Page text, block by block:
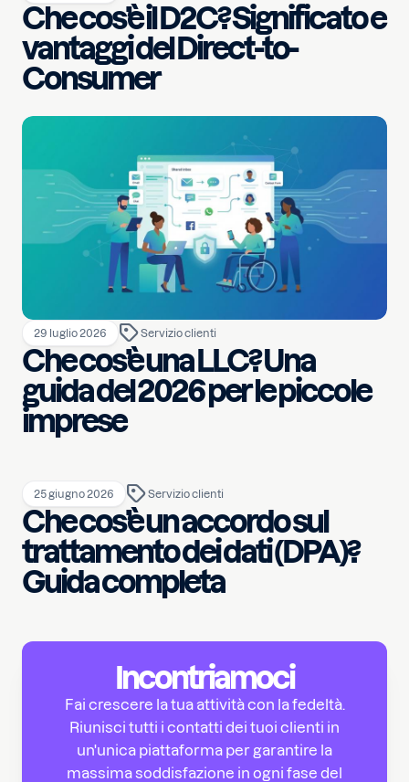
Che cos’è il D2C? Significato e
vantaggi del Direct-to-
Consumer
29 luglio 2026 Servizio clienti
Che cos’è una LLC? Una
guida del 2026 per le piccole
imprese
25 giugno 2026 Servizio clienti
Che cos’è un accordo sul
trattamento dei dati (DPA)?
Guida completa
Incontriamoci
Fai crescere la tua attività con la fedeltà.
Riunisci tutti i contatti dei tuoi clienti in
un'unica piattaforma per garantire la
massima soddisfazione in ogni fase del